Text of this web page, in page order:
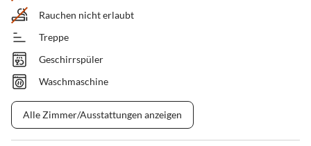
Rauchen nicht erlaubt
Treppe
Geschirrspüler
Waschmaschine
Alle Zimmer/Ausstattungen anzeigen